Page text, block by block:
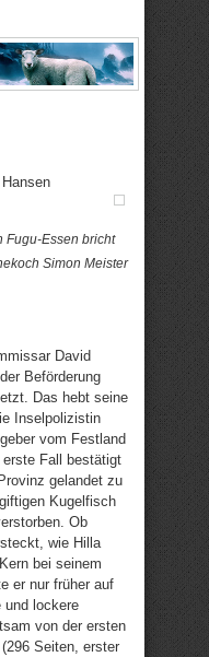
Fugu-Essen bricht
Simon Meister
David
Beförderung
Das hebt seine
Inselpolizistin
vom Festland
Fall bestätigt
gelandet zu
Kugelfisch
Ob
wie Hilla
bei seinem
er nur früher auf
und lockere
von der ersten
Seiten, erster